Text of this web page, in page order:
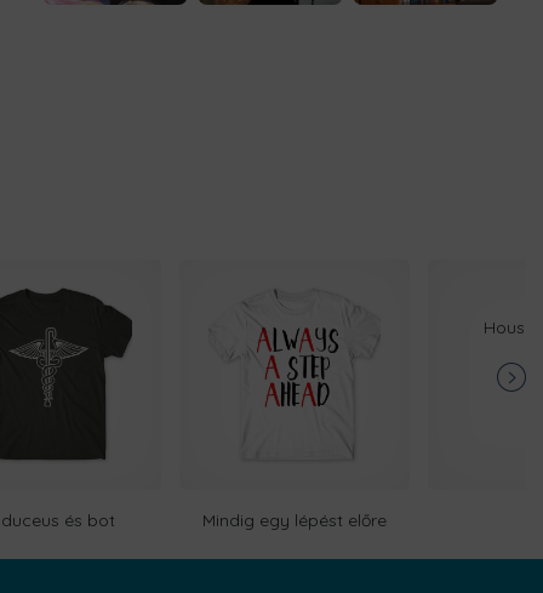
és bot Mindig egy lépést előre
House